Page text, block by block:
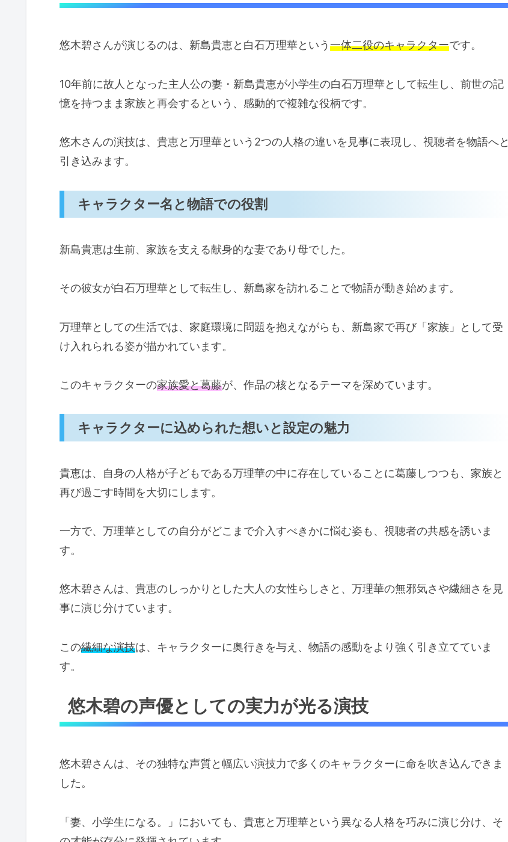
悠木碧さんが演じるのは、新島貴恵と白石万理華という一体二役のキャラクターです。
10年前に故人となった主人公の妻・新島貴恵が小学生の白石万理華として転生し、前世の記
憶を持つまま家族と再会するという、感動的で複雑な役柄です。
悠木さんの演技は、貴恵と万理華という2つの人格の違いを見事に表現し、視聴者を物語へと
引き込みます。
キャラクター名と物語での役割
新島貴恵は生前、家族を支える献身的な妻であり母でした。
その彼女が白石万理華として転生し、新島家を訪れることで物語が動き始めます。
万理華としての生活では、家庭環境に問題を抱えながらも、新島家で再び「家族」として受
け入れられる姿が描かれています。
このキャラクターの家族愛と葛藤が、作品の核となるテーマを深めています。
キャラクターに込められた想いと設定の魅力
貴恵は、自身の人格が子どもである万理華の中に存在していることに葛藤しつつも、家族と
再び過ごす時間を大切にします。
一方で、万理華としての自分がどこまで介入すべきかに悩む姿も、視聴者の共感を誘いま
す。
悠木碧さんは、貴恵のしっかりとした大人の女性らしさと、万理華の無邪気さや繊細さを見
事に演じ分けています。
この繊細な演技は、キャラクターに奥行きを与え、物語の感動をより強く引き立てていま
す。
悠木碧の声優としての実力が光る演技
悠木碧さんは、その独特な声質と幅広い演技力で多くのキャラクターに命を吹き込んできま
した。
「妻、小学生になる。」においても、貴恵と万理華という異なる人格を巧みに演じ分け、そ